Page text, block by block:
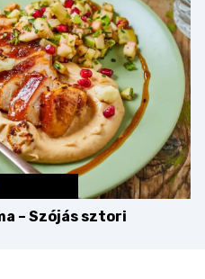
– Szójás sztori